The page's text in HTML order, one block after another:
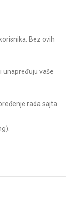
Bez ovih
unapređuju vaše
rada sajta.